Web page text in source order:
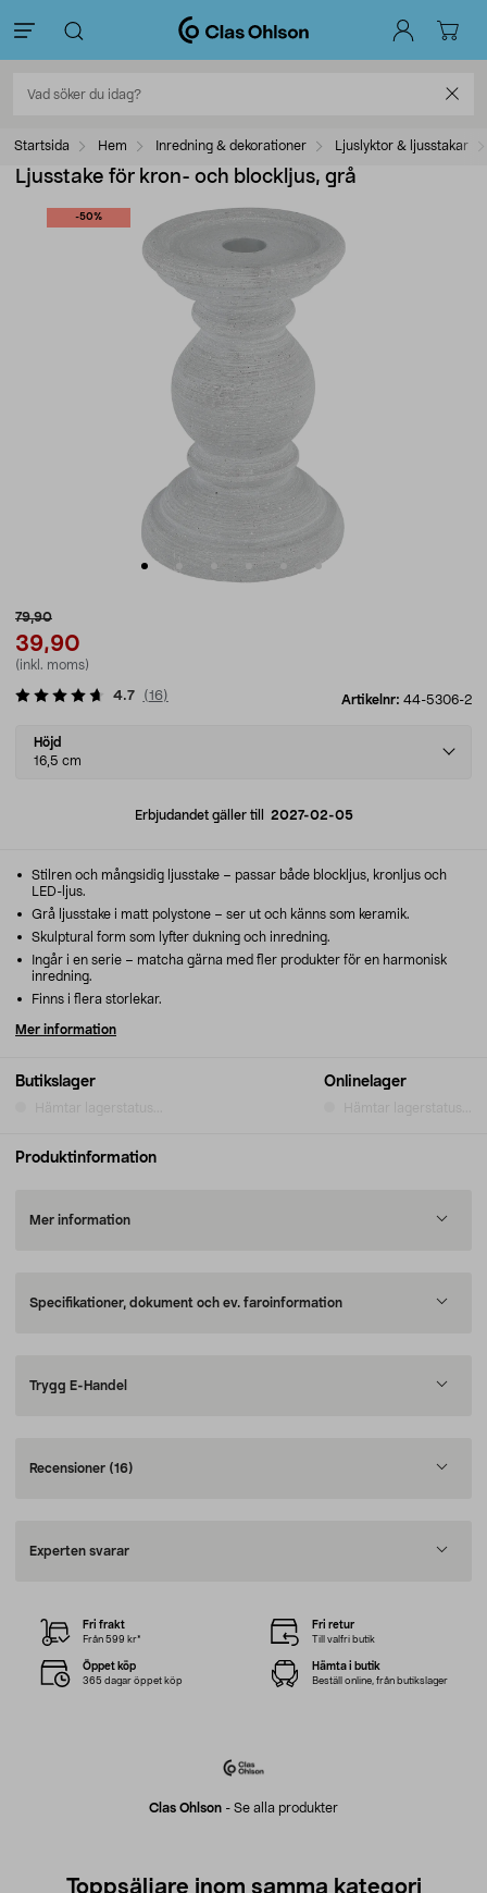
Startsida Hem Inredning & dekorationer Ljuslyktor & ljusstakar
Ljusstake för kron- och blockljus, grå
-50%
79,90
39,90
(inkl. moms)
Artikelnr: 44-5306-2
4.7 (16)
Select
variant
Höjd
16,5 cm
Erbjudandet gäller till 2027-02-05
Butikslager Onlinelager
Stilren och mångsidig ljusstake – passar både blockljus, kronljus och
LED-ljus.
Grå ljusstake i matt polystone – ser ut och känns som keramik.
Skulptural form som lyfter dukning och inredning.
Ingår i en serie – matcha gärna med fler produkter för en harmonisk
inredning.
Finns i flera storlekar.
Mer information
Produktinformation
Mer information
Specifikationer, dokument och ev. faroinformation
Trygg E-Handel
Recensioner (16)
Experten svarar
Clas Ohlson - Se alla produkter
Fri frakt
Från 599 kr*
Fri retur
Till valfri butik
Öppet köp
365 dagar öppet köp
Hämta i butik
Beställ online, från butikslager
Toppsäljare inom samma kategori